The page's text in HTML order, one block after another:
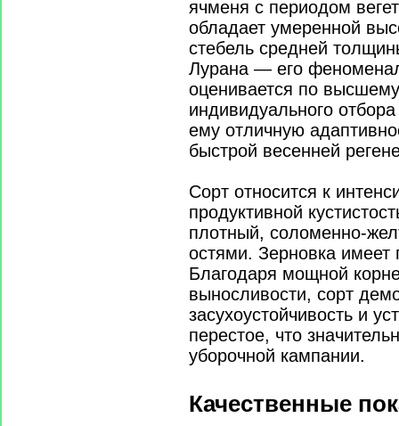
ячменя с периодом
обладает умеренной
стебель средней
Лурана — его
оценивается по
индивидуального
ему отличную
быстрой весенней
Сорт относится к
продуктивной
плотный, соломенно-
остями. Зерновка
Благодаря мощной
выносливости, сорт
засухоустойчивость и
перестое, что
уборочной кампании.
Качественные